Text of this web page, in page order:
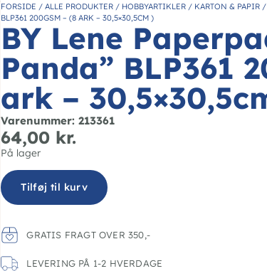
FORSIDE /ALLE PRODUKTER / HOBBYARTIKLER / KARTON & PAPIR /
BLP361 200GSM – (8 ARK – 30,5×30,5CM )
BY Lene
Panda” BLP361
ark –
Varenummer: 213361
64,00 kr.
På lager
Tilføj til kurv
GRATIS FRAGT OVER 350,-
LEVERING PÅ 1-2 HVERDAGE